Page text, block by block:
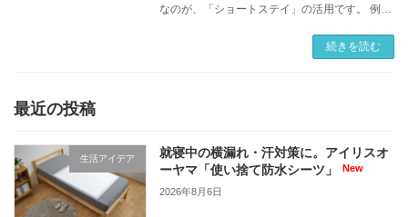
なのが、「ショートステイ」の活用です。 例え
た形にすると、介護する側も煮詰まる前にしっ
続きを読む
最近の投稿
生活アイデア
就寝中の横漏れ・汗対策に。アイリスオ
ーヤマ「使い捨て防水シーツ」
2026年8月6日